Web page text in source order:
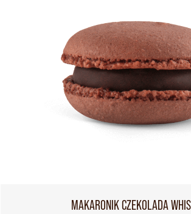
MAKARONIK CZEKOLADA